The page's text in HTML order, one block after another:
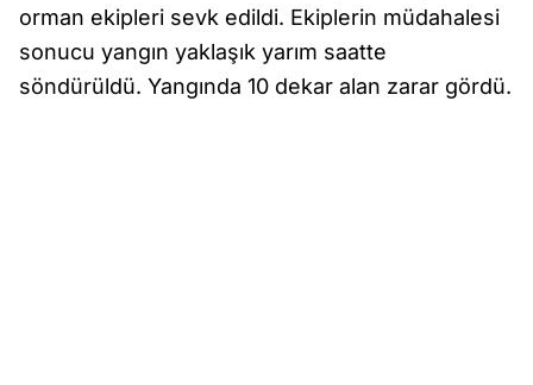
orman ekipleri sevk edildi. Ekiplerin müdahalesi
sonucu yangın yaklaşık yarım saatte
söndürüldü. Yangında 10 dekar alan zarar gördü.